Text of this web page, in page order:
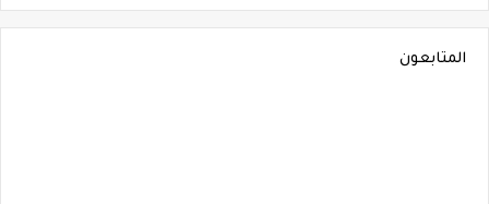
المتابعون